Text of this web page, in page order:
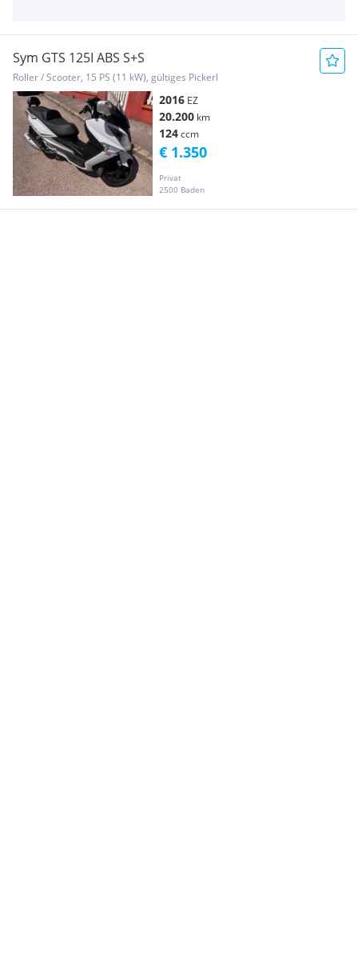
Sym GTS 125I ABS S+S
Roller / Scooter, 15 PS (11 kW), gültiges Pickerl
2016 EZ
20.200 km
124ccm
Privat
2500 Baden
€ 1.350